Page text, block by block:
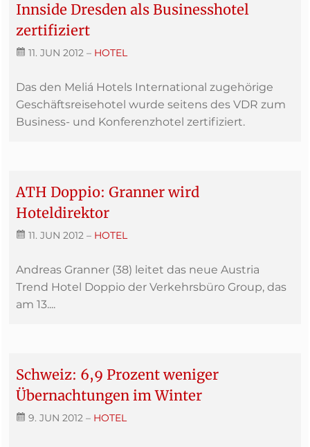
Innside Dresden als Businesshotel
zertifiziert
11. JUN 2012 – HOTEL
Das den Meliá Hotels International zugehörige
Geschäftsreisehotel wurde seitens des VDR zum
Business- und Konferenzhotel zertifiziert.
ATH Doppio: Granner wird
Hoteldirektor
11. JUN 2012 – HOTEL
Andreas Granner (38) leitet das neue Austria
Trend Hotel Doppio der Verkehrsbüro Group, das
am 13....
Schweiz: 6,9 Prozent weniger
Übernachtungen im Winter
9. JUN 2012 – HOTEL